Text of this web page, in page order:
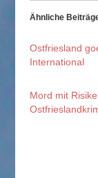
Ähnliche
Ostfriesland
International
Mord mit